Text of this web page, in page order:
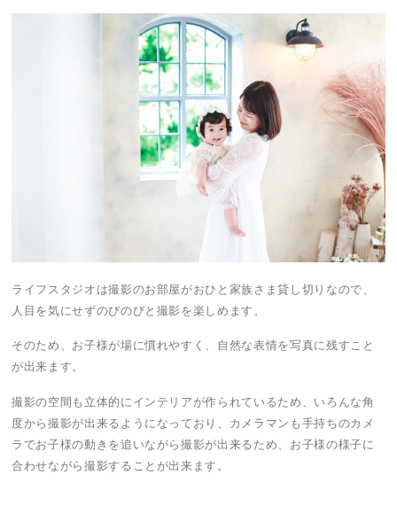
ライフスタジオは撮影のお部屋がおひと家族さま貸し切りなので、
人目を気にせずのびのびと撮影を楽しめます。
そのため、お子様が場に慣れやすく、自然な表情を写真に残すこと
が出来ます。
撮影の空間も立体的にインテリアが作られているため、いろんな角
度から撮影が出来るようになっており、カメラマンも手持ちのカメ
ラでお子様の動きを追いながら撮影が出来るため、お子様の様子に
合わせながら撮影することが出来ます。